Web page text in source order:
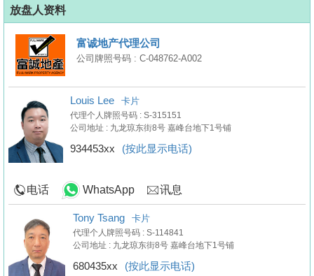
放盘人资料
富诚地产代理公司
公司牌照号码 : C-048762-A002
Louis Lee 卡片
代理个人牌照号码 : S-315151
公司地址 : 九龙琼东街8号 嘉峰台地下1号铺
934453xx (按此显示电话)
电话 WhatsApp 讯息
Tony Tsang 卡片
代理个人牌照号码 : S-114841
公司地址 : 九龙琼东街8号 嘉峰台地下1号铺
680435xx (按此显示电话)